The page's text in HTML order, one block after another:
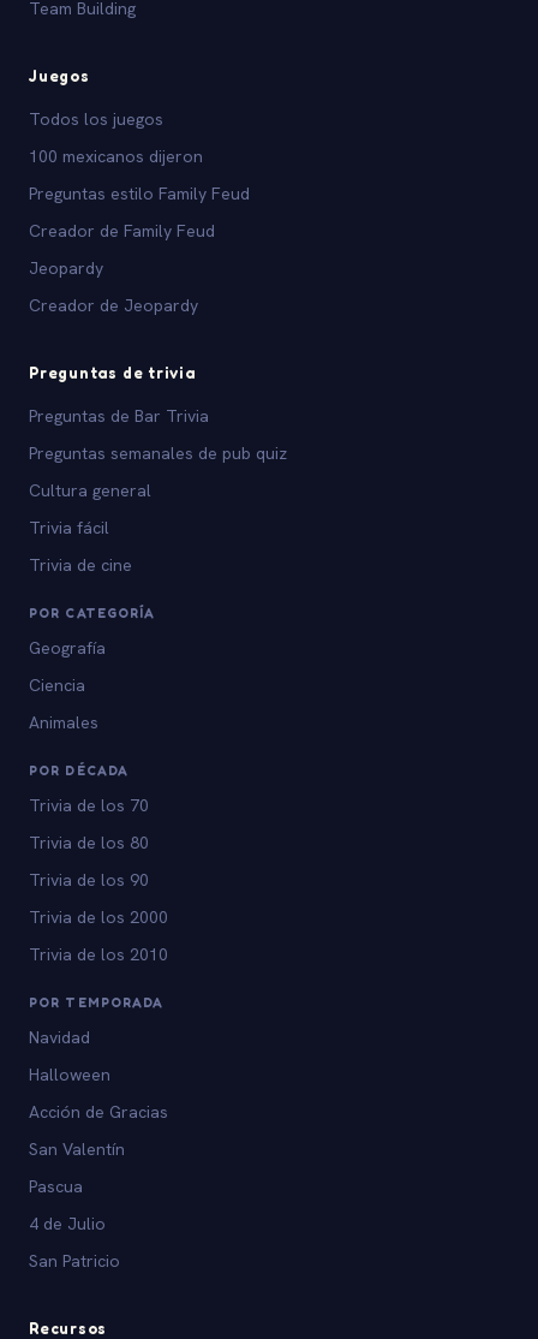
Team Building
Juegos
Todos los juegos
100 mexicanos dijeron
Preguntas estilo Family Feud
Creador de Family Feud
Jeopardy
Creador de Jeopardy
Preguntas de trivia
Preguntas de Bar Trivia
Preguntas semanales de pub quiz
Cultura general
Trivia fácil
Trivia de cine
POR CATEGORÍA
Geografía
Ciencia
Animales
POR DÉCADA
Trivia de los 70
Trivia de los 80
Trivia de los 90
Trivia de los 2000
Trivia de los 2010
POR TEMPORADA
Navidad
Halloween
Acción de Gracias
San Valentín
Pascua
4 de Julio
San Patricio
Recursos